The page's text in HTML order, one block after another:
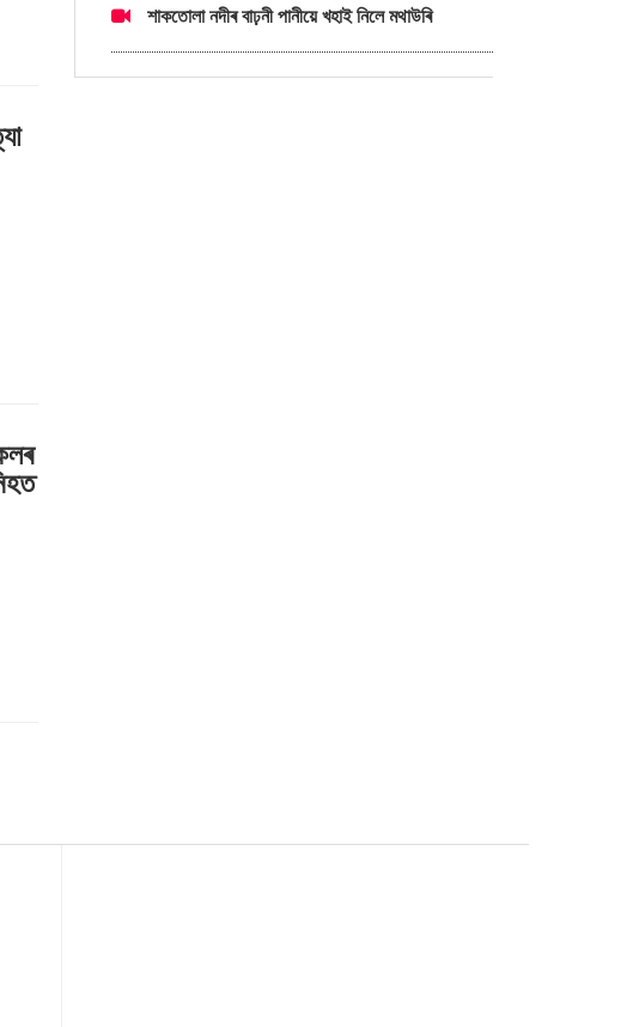
শাকতোলা নদীৰ বাঢ়নী পানীয়ে খহাই নিলে মথাউৰি